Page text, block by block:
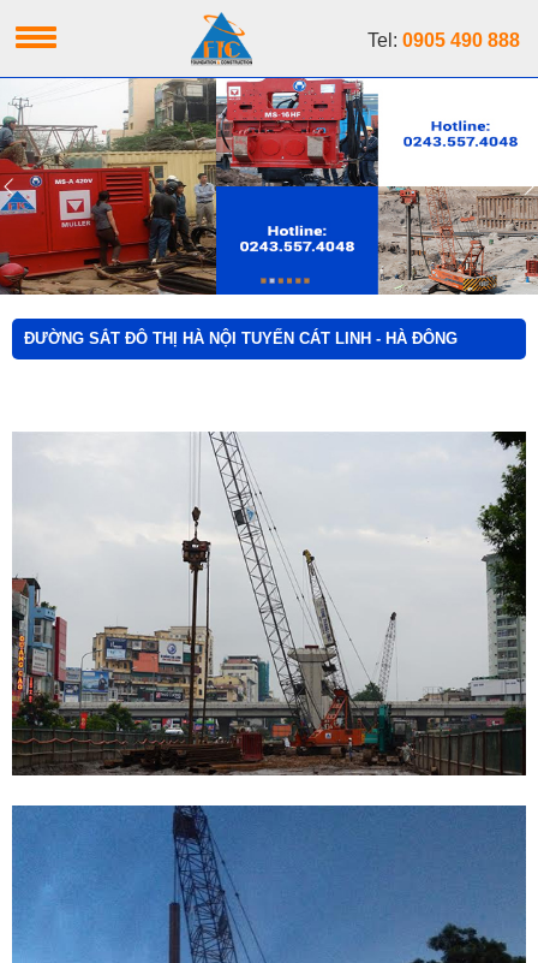
Tel: 0905 490 888
ĐƯỜNG SẮT ĐÔ THỊ HÀ NỘI TUYẾN CÁT LINH - HÀ ĐÔNG